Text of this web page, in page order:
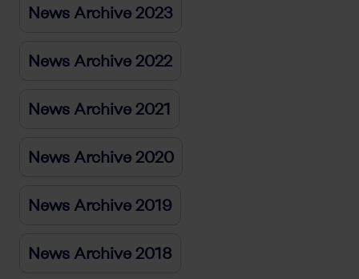
News Archive 2023
News Archive 2022
News Archive 2021
News Archive 2020
News Archive 2019
News Archive 2018